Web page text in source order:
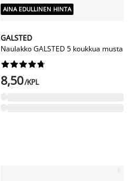
AINA EDULLINEN HINTA
GALSTED
Naulakko GALSTED 5 koukkua musta






8,50/KPL